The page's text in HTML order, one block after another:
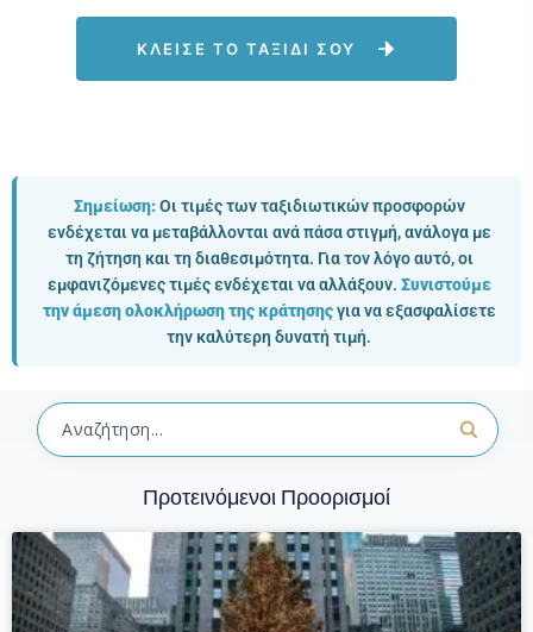
ΚΛΕΙΣΕ ΤΟ ΤΑΞΙΔΙ ΣΟΥ
Σημείωση:Οι τιμές των ταξιδιωτικών προσφορών
ενδέχεται να μεταβάλλονται ανά πάσα στιγμή, ανάλογα με
τη ζήτηση και τη διαθεσιμότητα. Για τον λόγο αυτό, οι
εμφανιζόμενες τιμές ενδέχεται να αλλάξουν. Συνιστούμε
την άμεση ολοκλήρωση της κράτησηςγια να εξασφαλίσετε
την καλύτερη δυνατή τιμή.
Προτεινόμενοι Προορισμοί